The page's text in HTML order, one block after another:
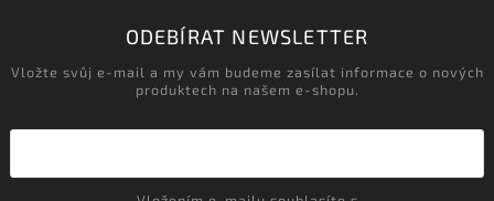
ODEBÍRAT NEWSLETTER
Vložte svůj e-mail a my vám budeme zasílat informace o nových
produktech na našem e-shopu.